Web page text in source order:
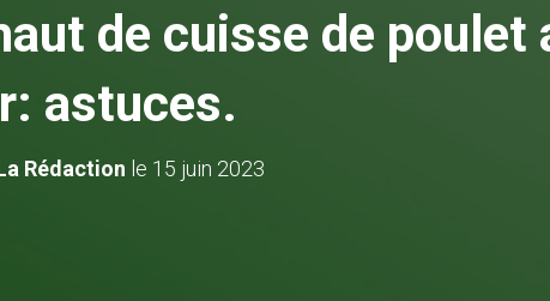
de cuisse de poulet
astuces.
Rédaction le 15 juin 2023